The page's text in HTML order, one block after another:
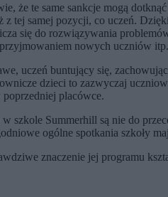
że te same sankcje mogą
tej samej pozycji, co uczeń.
się do rozwiązywania
nowych uczniów itp.
uczeń buntujący się,
dzieci to zazwyczaj
placówce.
Summerhill są nie do
ogólne spotkania szkoły
znaczenie jej programu